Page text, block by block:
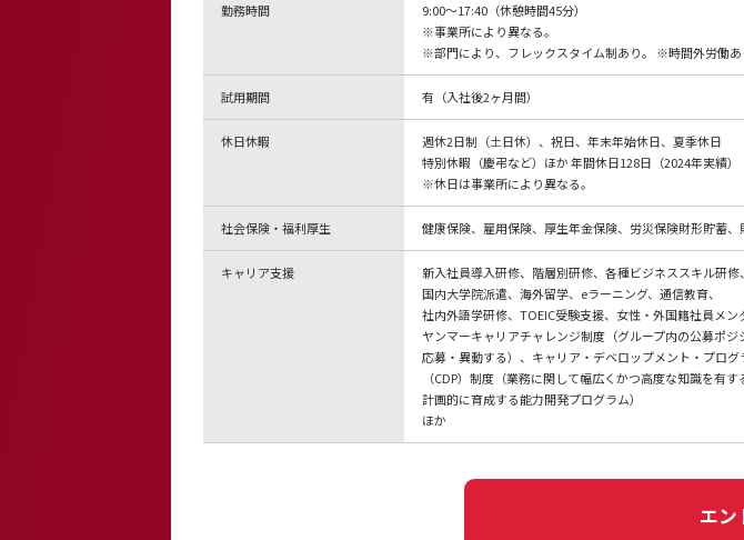
勤務時間
9:00～17:40（休憩時間45分）
※事業所により異なる。
※部門により、フレックスタイム制あり。 ※時間外労働あ
試用期間 有（入社後2ヶ月間）
休日休暇
週休2日制（土日休）、祝日、年末年始休日、夏季休日
特別休暇（慶弔など）ほか 年間休日128日（2024年実績）
※休日は事業所により異なる。
社会保険・福利厚生 健康保険、雇用保険、厚生年金保険、労災保険財形貯蓄
キャリア支援
新入社員導入研修、階層別研修、各種ビジネススキル研修、
国内大学院派遣、海外留学、eラーニング、通信教育、
社内外語学研修、TOEIC受験支援、女性・外国籍社員メン
ヤンマーキャリアチャレンジ制度（グループ内の公募ポジ
応募・異動する）、キャリア・デベロップメント・プログ
（CDP）制度（業務に関して幅広くかつ⾼度な知識を有す
計画的に育成する能⼒開発プログラム）
ほか
エン